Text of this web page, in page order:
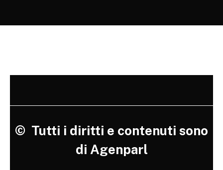
© Tutti i diritti e contenuti sono
di Agenparl